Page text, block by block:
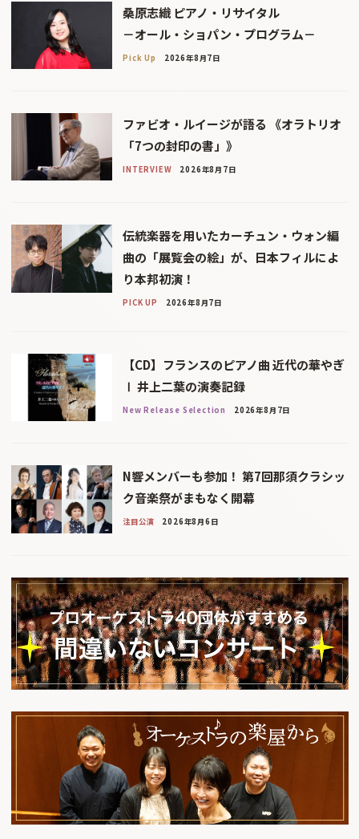
桑原志織 ピアノ・リサイタル
－オール・ショパン・プログラム－
Pick Up 2026年8月7日
ファビオ・ルイージが語る 《オラトリオ
「7つの封印の書」》
INTERVIEW 2026年8月7日
伝統楽器を用いたカーチュン・ウォン編
曲の「展覧会の絵」が、日本フィルによ
り本邦初演！
PICK UP 2026年8月7日
【CD】フランスのピアノ曲 近代の華やぎ
Ⅰ 井上二葉の演奏記録
New Release Selection 2026年8月7日
N響メンバーも参加！ 第7回那須クラシッ
ク音楽祭がまもなく開幕
注目公演 2026年8月6日